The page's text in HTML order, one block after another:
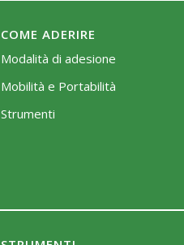
COME ADERIRE
Modalità di adesione
Mobilità e Portabilità
Strumenti